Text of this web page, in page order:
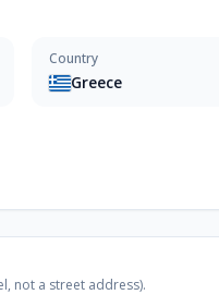
Country
Greece
not a street address).